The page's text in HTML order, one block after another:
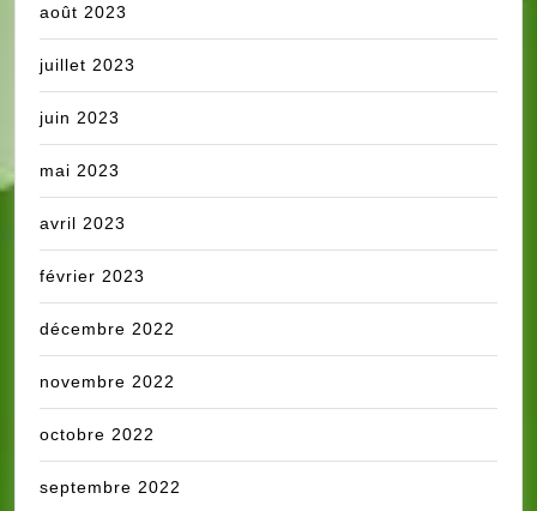
août 2023
juillet 2023
juin 2023
mai 2023
avril 2023
février 2023
décembre 2022
novembre 2022
octobre 2022
septembre 2022